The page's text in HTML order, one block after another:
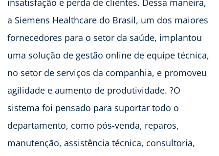
insatisfação e perda de clientes. Dessa maneira,
a Siemens Healthcare do Brasil, um dos maiores
fornecedores para o setor da saúde, implantou
uma solução de gestão online de equipe técnica,
no setor de serviços da companhia, e promoveu
agilidade e aumento de produtividade. ?O
sistema foi pensado para suportar todo o
departamento, como pós-venda, reparos,
manutenção, assistência técnica, consultoria,